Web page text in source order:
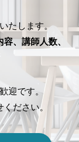
たします。
、講師人数、
迎です。
ださい。